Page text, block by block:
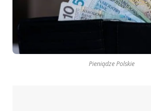
Pieniądze Polskie